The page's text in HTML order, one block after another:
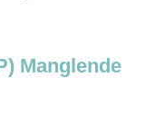
Manglende